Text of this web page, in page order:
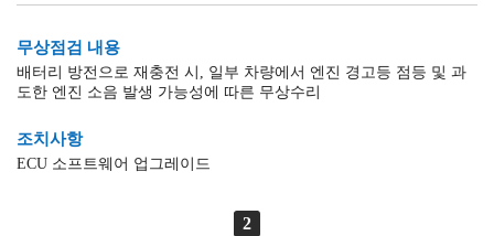
무상점검 내용
배터리 방전으로 재충전 시, 일부 차량에서 엔진 경고등 점등 및 과
도한 엔진 소음 발생 가능성에 따른 무상수리
조치사항
ECU 소프트웨어 업그레이드
2